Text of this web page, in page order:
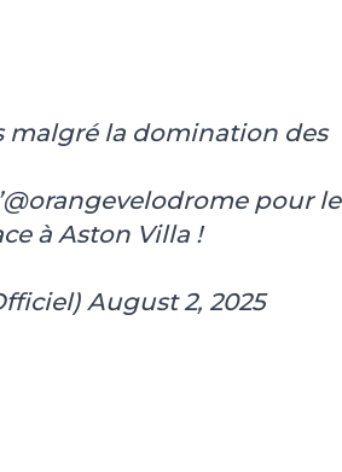
malgré la domination des
@orangevelodromepour le
à Aston Villa !
August 2, 2025